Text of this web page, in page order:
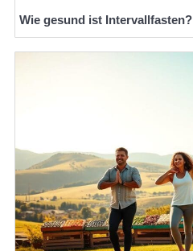
Wie gesund ist Intervallfasten?